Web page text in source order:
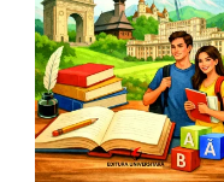
ADMINISTRATIVE
ȘTIINȚE ECONOMICE
ȘTIINȚE EXACTE
EDUCAȚIE FIZICĂ ȘI
PREUNIVERSITARIA
TIMP LIBER
Cum Cumpăr
Livrare
Politica de Retur
Formular de Retur
Distribuitori